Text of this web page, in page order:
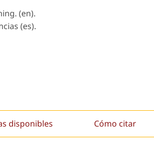
(en).
(es).
disponibles Cómo citar